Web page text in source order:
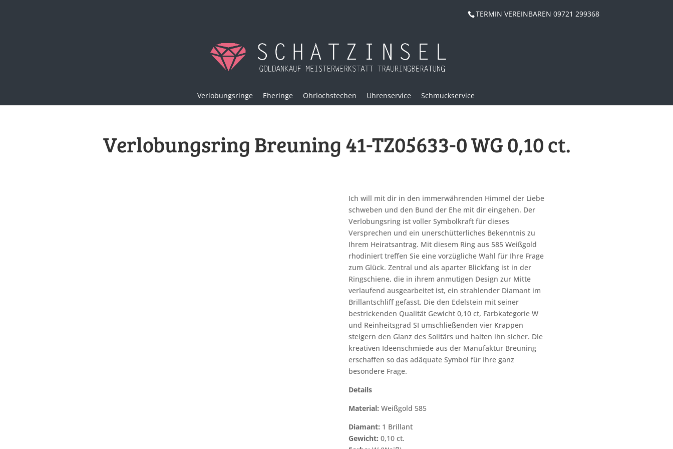
TERMIN VEREINBAREN 09721 299368
Verlobungsringe Eheringe Ohrlochstechen Uhrenservice Schmuckservice
Verlobungsring Breuning 41-TZ05633-0 WG 0,10 ct.
Ich will mit dir in den immerwährenden Himmel der Liebe
schweben und den Bund der Ehe mit dir eingehen. Der
Verlobungsring ist voller Symbolkraft für dieses
Versprechen und ein unerschütterliches Bekenntnis zu
Ihrem Heiratsantrag. Mit diesem Ring aus 585 Weißgold
rhodiniert treffen Sie eine vorzügliche Wahl für Ihre Frage
zum Glück. Zentral und als aparter Blickfang ist in der
Ringschiene, die in ihrem anmutigen Design zur Mitte
verlaufend ausgearbeitet ist, ein strahlender Diamant im
Brillantschliff gefasst. Die den Edelstein mit seiner
bestrickenden Qualität Gewicht 0,10 ct, Farbkategorie W
und Reinheitsgrad SI umschließenden vier Krappen
steigern den Glanz des Solitärs und halten ihn sicher. Die
kreativen Ideenschmiede aus der Manufaktur Breuning
erschaffen so das adäquate Symbol für Ihre ganz
besondere Frage.
Details
Material: Weißgold 585
Diamant: 1 Brillant
Gewicht: 0,10 ct.